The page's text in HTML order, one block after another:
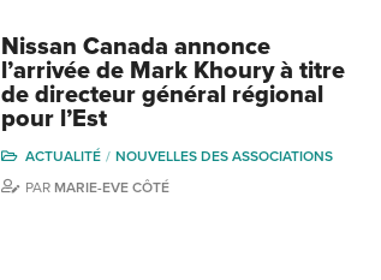
Nissan Canada annonce
l’arrivée de Mark Khoury à titre
de directeur général régional
pour l’Est
ACTUALITÉ
NOUVELLES DES ASSOCIATIONS
PAR MARIE-EVE CÔTÉ